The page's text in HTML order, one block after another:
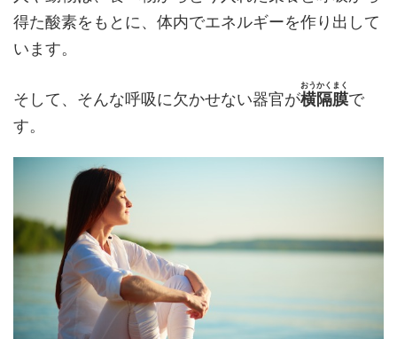
得た酸素をもとに、体内でエネルギーを作り出して
います。
そして、そんな呼吸に欠かせない器官が横隔膜
おうかくまく
で
す。